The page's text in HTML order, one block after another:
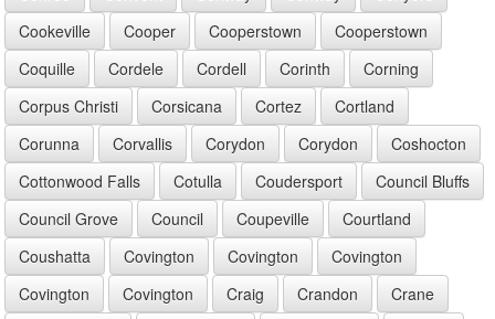
Cookeville
Cooper Cooperstown
Cooperstown
Coquille
Cordele Cordell Corinth
Corning
Corpus Christi
Corsicana Cortez
Cortland
Corunna
Corvallis Corydon Corydon
Coshocton
Cottonwood Falls
Cotulla Coudersport
Council Bluffs
Council Grove
Council Coupeville
Courtland
Coushatta
Covington Covington
Covington
Covington
Covington Craig Crandon
Crane